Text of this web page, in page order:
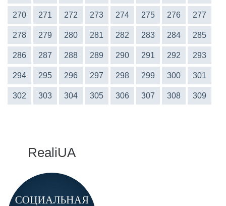
270 271 272 273 274 275 276 277
278 279 280 281 282 283 284 285
286 287 288 289 290 291 292 293
294 295 296 297 298 299 300 301
302 303 304 305 306 307 308 309
RealiUA